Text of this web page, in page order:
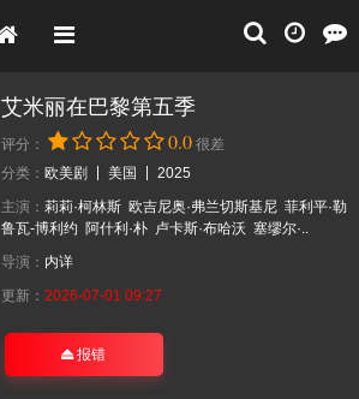
艾米丽在巴黎第五季
评分： 0.0 很差
分类： 欧美剧 美国
2025
主演： 莉莉·柯林斯 欧吉尼奥·弗兰切斯基尼 菲利平·勒
鲁瓦-博利约 阿什利·朴 卢卡斯·布哈沃 塞缪尔·..
导演： 内详
更新： 2026-07-01 09:27
报错